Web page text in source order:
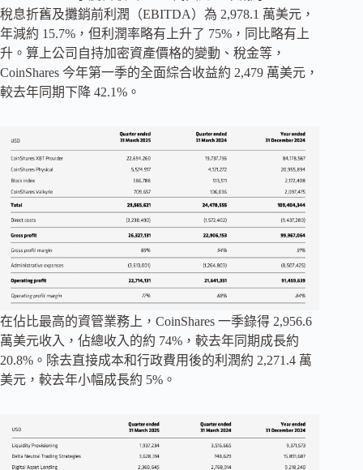
稅息折舊及攤銷前利潤（EBITDA）為 2,978.1 萬美元，
年減約 15.7%，但利潤率略有上升了 75%，同比略有上
升。算上公司自持加密資產價格的變動、稅金等，
CoinShares 今年第一季的全面綜合收益約 2,479 萬美元，
較去年同期下降 42.1%。
在佔比最高的資管業務上，CoinShares 一季錄得 2,956.6
萬美元收入，佔總收入的約 74%，較去年同期成長約
20.8%。除去直接成本和行政費用後的利潤約 2,271.4 萬
美元，較去年小幅成長約 5%。